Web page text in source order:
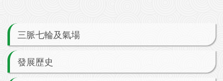
三脈七輪及氣場
發展歷史